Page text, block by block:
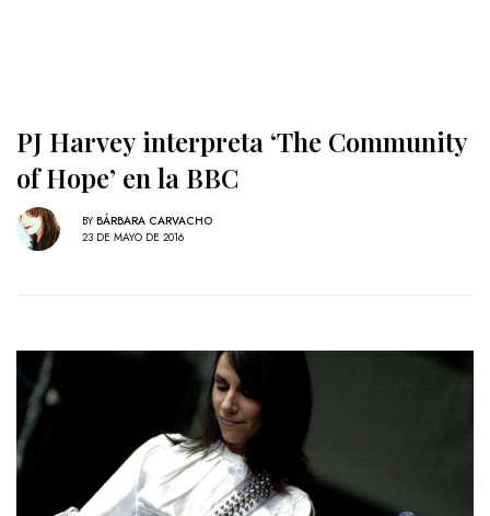
PJ Harvey interpreta ‘The Community
of Hope’ en la BBC
BY BÁRBARA CARVACHO
23 DE MAYO DE 2016